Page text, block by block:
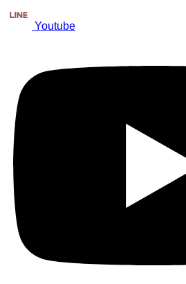
Youtube